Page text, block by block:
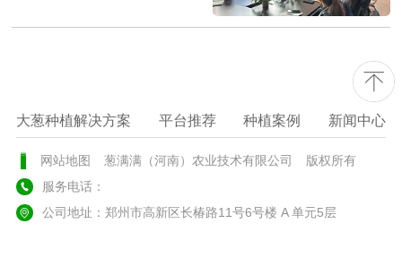
大葱种植解决方案 平台推荐 种植案例 新闻中心
网站地图 葱满满（河南）农业技术有限公司
版权所有
服务电话：
公司地址：郑州市高新区长椿路11号6号楼 A 单元5层